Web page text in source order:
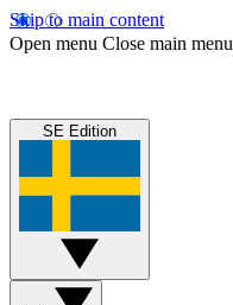
Skip to main content
Open menu Close main menu
SE Edition